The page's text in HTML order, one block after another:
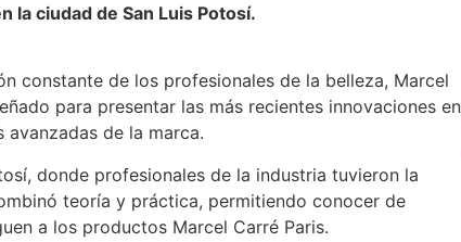
la ciudad de San Luis Potosí.
constante de los profesionales de la belleza, Marcel
para presentar las más recientes innovaciones en
de la marca.
donde profesionales de la industria tuvieron la
teoría y práctica, permitiendo conocer de
a los productos Marcel Carré Paris.